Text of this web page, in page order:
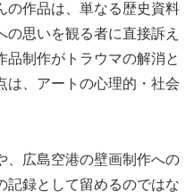
の作品は、単なる歴史資料
思いを観る者に直接訴え
品制作がトラウマの解消と
は、アートの心理的・社会
、広島空港の壁画制作への
記録として留めるのではな